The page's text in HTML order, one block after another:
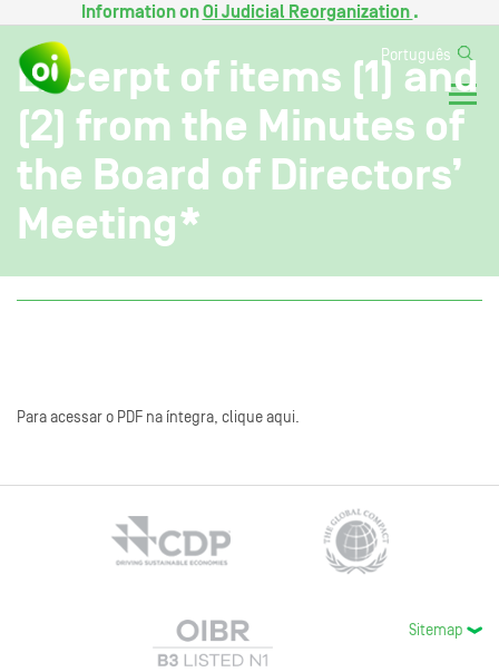
Information onOi Judicial Reorganization .
Português
Excerpt of items (1) and
(2) from the Minutes of
the Board of Directors’
Meeting*
Para acessar o PDF na íntegra, clique aqui.
Sitemap